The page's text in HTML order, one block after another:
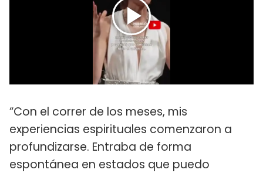
“Con el correr de los meses, mis
experiencias espirituales comenzaron a
profundizarse. Entraba de forma
espontánea en estados que puedo